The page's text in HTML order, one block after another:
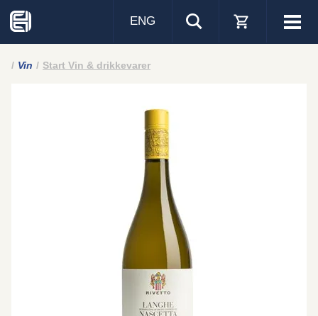
Visa
ENG
Vin Start Vin & drikkevarer